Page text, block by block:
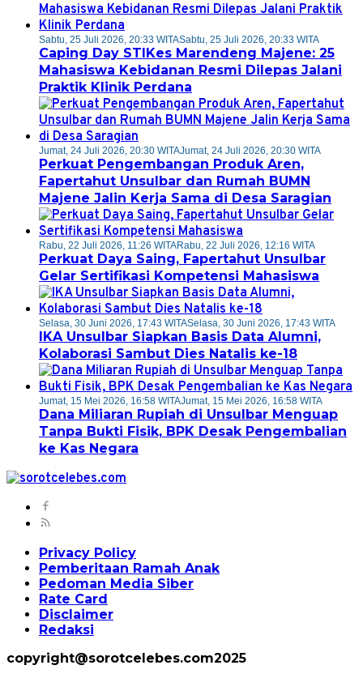
Sabtu, 25 Juli 2026, 20:33 WITASabtu, 25 Juli 2026, 20:33 WITA
Caping Day STIKes Marendeng Majene: 25
Mahasiswa Kebidanan Resmi Dilepas Jalani
Praktik Klinik Perdana
Jumat, 24 Juli 2026, 20:30 WITAJumat, 24 Juli 2026, 20:30 WITA
Perkuat Pengembangan Produk Aren,
Fapertahut Unsulbar dan Rumah BUMN
Majene Jalin Kerja Sama di Desa Saragian
Rabu, 22 Juli 2026, 11:26 WITARabu, 22 Juli 2026, 12:16 WITA
Perkuat Daya Saing, Fapertahut Unsulbar
Gelar Sertifikasi Kompetensi Mahasiswa
Selasa, 30 Juni 2026, 17:43 WITASelasa, 30 Juni 2026, 17:43 WITA
IKA Unsulbar Siapkan Basis Data Alumni,
Kolaborasi Sambut Dies Natalis ke-18
Jumat, 15 Mei 2026, 16:58 WITAJumat, 15 Mei 2026, 16:58 WITA
Dana Miliaran Rupiah di Unsulbar Menguap
Tanpa Bukti Fisik, BPK Desak Pengembalian
ke Kas Negara
Privacy Policy
Pemberitaan Ramah Anak
Pedoman Media Siber
Rate Card
Disclaimer
Redaksi
copyright@sorotcelebes.com2025